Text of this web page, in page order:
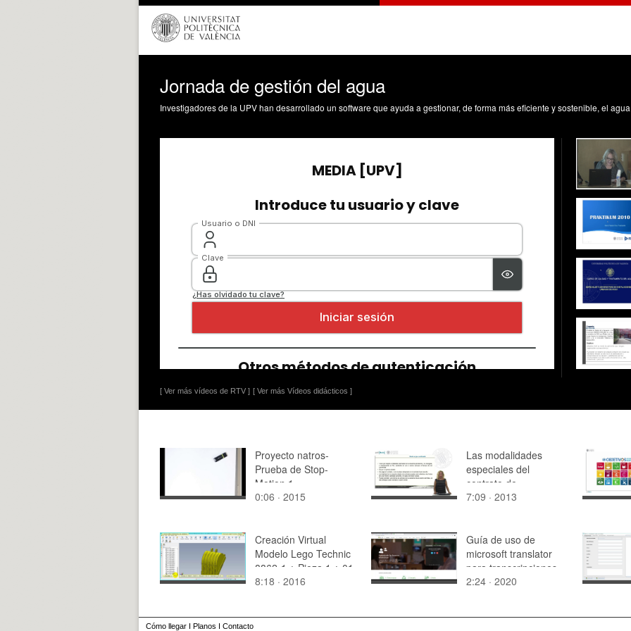
Jornada de gestión del agua
[ Ver más vídeos de RTV ] [ Ver más Vídeos didácticos ]
Proyecto natros-
Prueba de Stop-
Motion 1
0:06 · 2015
Las modalidades
especiales del
contrato de
compraventa
7:09 · 2013
Creación Virtual
Modelo Lego Technic
8862-1 ¿ Pieza 1 ¿ 01
de 44
8:18 · 2016
Guía de uso de
microsoft translator
para transcripciones
en tiempo real
2:24 · 2020
Cómo llegar I Planos I Contacto